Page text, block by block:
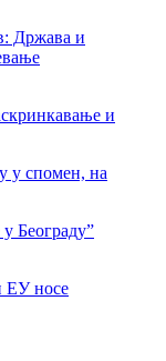
Држава и
и
у спомен, на
Београду”
ЕУ носе